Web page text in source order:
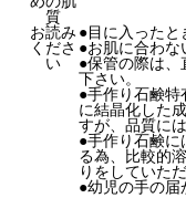
質
お読み
くださ
い
●目に入ったと
●お肌に合わな
●保管の際は
下さい。
●手作り石鹸特
に結晶化した
すが、品質に
●手作り石鹸
る為、比較的
りをしていた
●幼児の手の